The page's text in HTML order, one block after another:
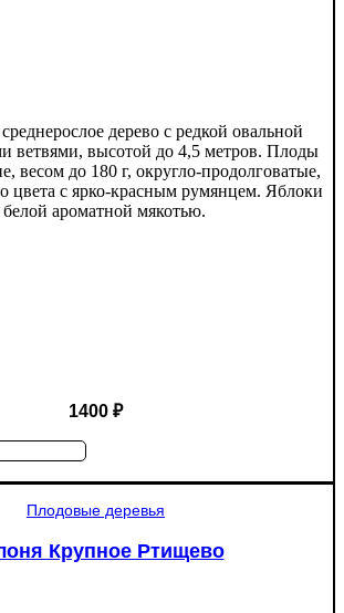
дерево с редкой овальной
ветвями, высотой до 4,5 метров. Плоды
весом до 180 г, округло-продолговатые,
цвета с ярко-красным румянцем. Яблоки
ароматной мякотью.
1400 ₽
Плодовые деревья
Крупное Ртищево